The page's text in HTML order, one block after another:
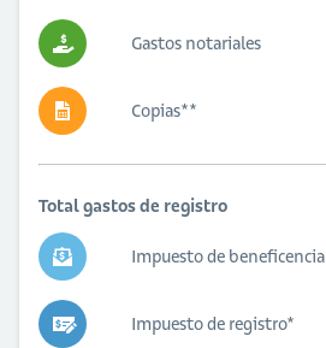
Gastos notariales
Copias**
Total gastos de registro
Impuesto de beneficencia
Impuesto de registro*